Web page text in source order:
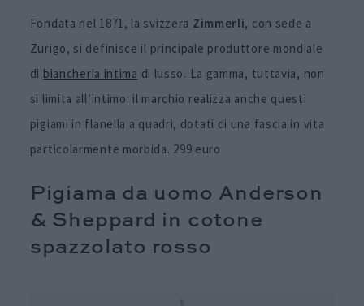
Fondata nel 1871, la svizzera Zimmerli, con sede a
Zurigo, si definisce il principale produttore mondiale
di biancheria intima di lusso. La gamma, tuttavia, non
si limita all’intimo: il marchio realizza anche questi
pigiami in flanella a quadri, dotati di una fascia in vita
particolarmente morbida. 299 euro
Pigiama da uomo Anderson
& Sheppard in cotone
spazzolato rosso